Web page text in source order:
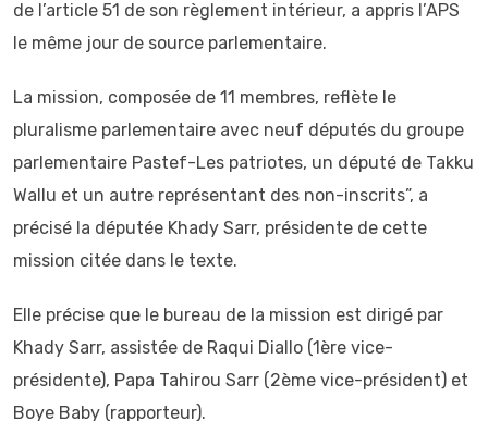
de l’article 51 de son règlement intérieur, a appris l’APS
le même jour de source parlementaire.
La mission, composée de 11 membres, reflète le
pluralisme parlementaire avec neuf députés du groupe
parlementaire Pastef-Les patriotes, un député de Takku
Wallu et un autre représentant des non-inscrits”, a
précisé la députée Khady Sarr, présidente de cette
mission citée dans le texte.
Elle précise que le bureau de la mission est dirigé par
Khady Sarr, assistée de Raqui Diallo (1ère vice-
présidente), Papa Tahirou Sarr (2ème vice-président) et
Boye Baby (rapporteur).